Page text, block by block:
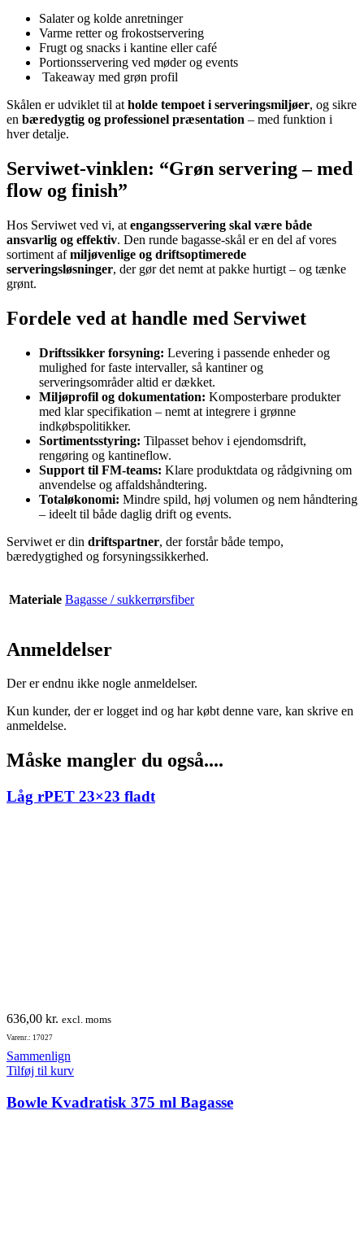
Salater og kolde anretninger
Varme retter og frokostservering
Frugt og snacks i kantine eller café
Portionsservering ved møder og events
️ Takeaway med grøn profil
Skålen er udviklet til at holde tempoet i serveringsmiljøer, og sikre
en bæredygtig og professionel præsentation – med funktion i
hver detalje.
Serviwet-vinklen: “Grøn servering – med
flow og finish”
Hos Serviwet ved vi, at engangsservering skal være både
ansvarlig og effektiv. Den runde bagasse-skål er en del af vores
sortiment afmiljøvenlige og driftsoptimerede
serveringsløsninger, der gør det nemt at pakke hurtigt – og tænke
grønt.
Fordele ved at handle med Serviwet
Driftssikker forsyning: Levering i passende enheder og
mulighed for faste intervaller, så kantiner og
serveringsområder altid er dækket.
Miljøprofil og dokumentation: Komposterbare produkter
med klar specifikation – nemt at integrere i grønne
indkøbspolitikker.
Sortimentsstyring: Tilpasset behov i ejendomsdrift,
rengøring og kantineflow.
Support til FM-teams: Klare produktdata og rådgivning om
anvendelse og affaldshåndtering.
Totaløkonomi: Mindre spild, høj volumen og nem håndtering
– ideelt til både daglig drift og events.
Serviwet er din driftspartner, der forstår både tempo,
bæredygtighed og forsyningssikkerhed.
Materiale Bagasse / sukkerrørsfiber
Anmeldelser
Der er endnu ikke nogle anmeldelser.
Kun kunder, der er logget ind og har købt denne vare, kan skrive en
anmeldelse.
Måske mangler du også....
Låg rPET 23×23 fladt
636,00 kr. excl. moms
Varenr.: 17027
Sammenlign
Tilføj til kurv
Bowle Kvadratisk 375 ml Bagasse